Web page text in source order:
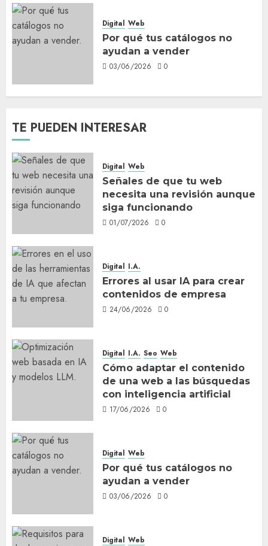
Digital Web
Por qué tus catálogos no
ayudan a vender
03/06/2026 0
TE PUEDEN INTERESAR
Digital Web
Señales de que tu web
necesita una revisión aunque
siga funcionando
01/07/2026 0
Digital I.A.
Errores al usar IA para crear
contenidos de empresa
24/06/2026 0
Digital I.A. Seo Web
Cómo adaptar el contenido
de una web a las búsquedas
con inteligencia artificial
17/06/2026 0
Digital Web
Por qué tus catálogos no
ayudan a vender
03/06/2026 0
Digital Web